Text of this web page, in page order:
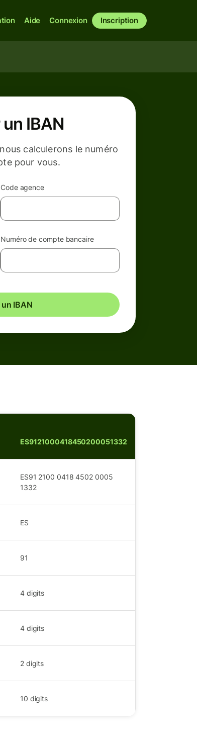
Aide Connexion Inscription
IBAN
calculerons le numéro
pour vous.
Code agence
Numéro de compte bancaire
IBAN
ES9121000418450200051332
ES91 2100 0418 4502 0005
1332
ES
91
4 digits
4 digits
2 digits
10 digits